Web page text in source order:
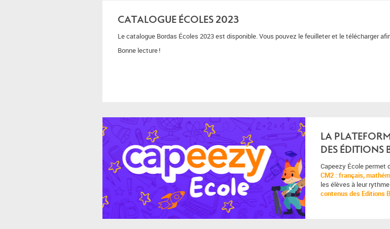
CATALOGUE ÉCOLES 2023
Le catalogue Bordas Écoles 2023 est disponible. Vous pouvez le feuilleter et le télécharger
Bonne lecture !
LA
DES ÉDITIONS
Capeezy École permet
CM2 : français,
les élèves à leur
contenus des Editions